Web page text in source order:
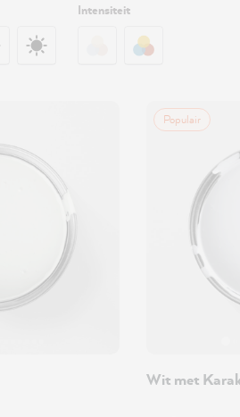
Intensiteit
Populair
Wit met